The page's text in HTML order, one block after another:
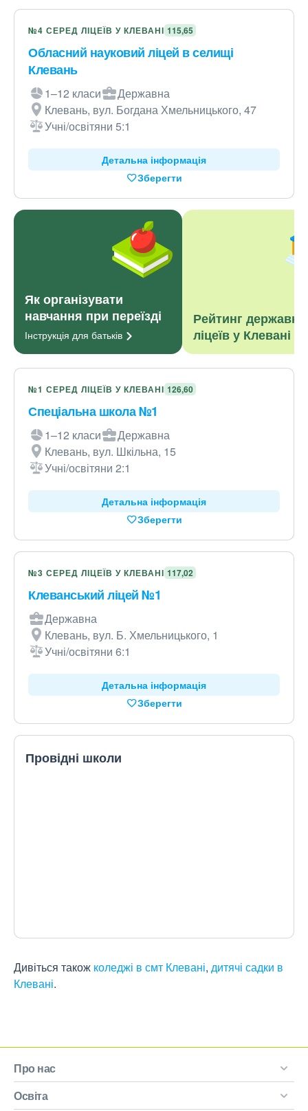
№4 СЕРЕД ЛІЦЕЇВ У КЛЕВАНІ 115,65
Обласний науковий ліцей в селищі
Клевань
1–12 класи
Державна
Клевань, вул. Богдана Хмельницького, 47
Учні/освітяни 5:1
Детальна інформація
Зберегти
Як організувати
навчання при переїзді
Інструкція для батьків
Рейтинг
ліцеїв у Клевані
№1 СЕРЕД ЛІЦЕЇВ У КЛЕВАНІ 126,60
Спеціальна школа №1
1–12 класи
Державна
Клевань, вул. Шкільна, 15
Учні/освітяни 2:1
Детальна інформація
Зберегти
№3 СЕРЕД ЛІЦЕЇВ У КЛЕВАНІ 117,02
Клеванський ліцей №1
Державна
Клевань, вул. Б. Хмельницького, 1
Учні/освітяни 6:1
Детальна інформація
Зберегти
Провідні школи
Дивіться також коледжі в смт Клевані, дитячі садки в
Клевані.
Про нас
Освіта